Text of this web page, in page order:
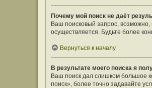
Почему мой поиск не даёт
Ваш поисковый запрос,
осуществляется. Будьте более
Вернуться к началу
В результате моего поиска я
Ваш поиск дал слишком большое
поиск», более точно задавайте